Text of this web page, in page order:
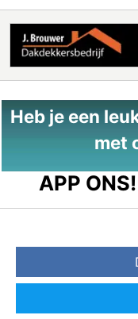
Heb je een
met
APP ONS!